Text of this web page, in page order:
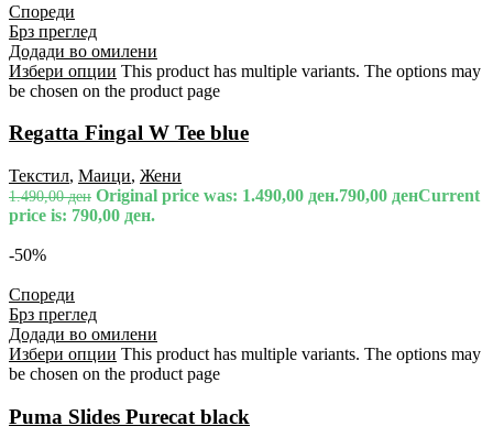
Спореди
Брз преглед
Додади во омилени
Избери опции This product has multiple variants. The options may
be chosen on the product page
Regatta Fingal W Tee blue
Текстил, Маици, Жени
1.490,00ден Original price was: 1.490,00 ден.790,00 денCurrent
price is: 790,00 ден.
-50%
Спореди
Брз преглед
Додади во омилени
Избери опции This product has multiple variants. The options may
be chosen on the product page
Puma Slides Purecat black